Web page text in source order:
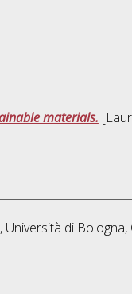
materials.
di